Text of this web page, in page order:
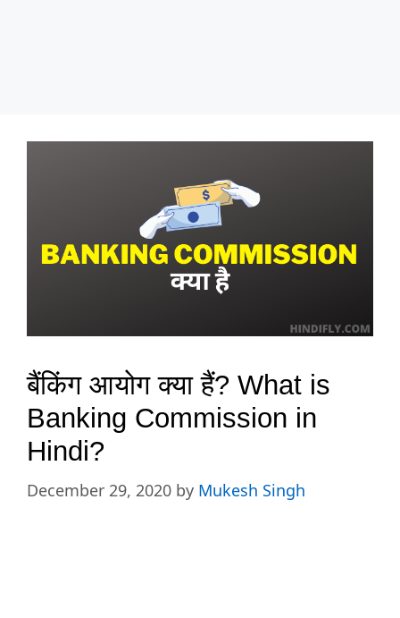
बैंकिंग आयोग क्या हैं? What is
Banking Commission in
Hindi?
December 29, 2020 by Mukesh Singh